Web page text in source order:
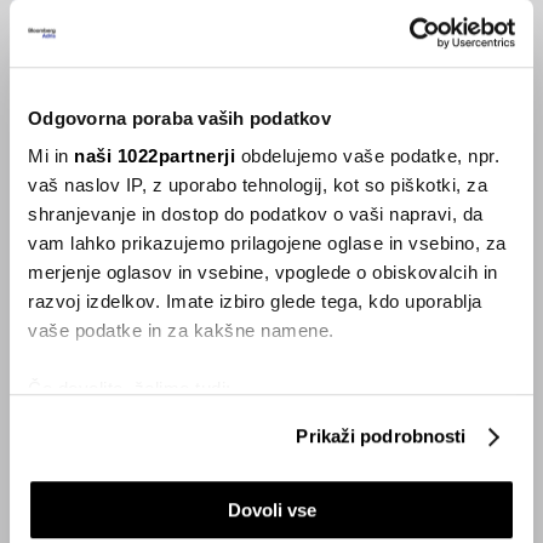
Odgovorna poraba vaših podatkov
Mi in naši 1022partnerji obdelujemo vaše podatke, npr.
vaš naslov IP, z uporabo tehnologij, kot so piškotki, za
shranjevanje in dostop do podatkov o vaši napravi, da
vam lahko prikazujemo prilagojene oglase in vsebino, za
merjenje oglasov in vsebine, vpoglede o obiskovalcih in
razvoj izdelkov. Imate izbiro glede tega, kdo uporablja
vaše podatke in za kakšne namene.
Identificirati napravo z aktivnim preverjanjem
lastnosti (odčitavanje prstnih odtisov)
Prikaži podrobnosti
Dovoli vse
VSE NOVICE IZ RUBRIKE SMART
Inspiracija